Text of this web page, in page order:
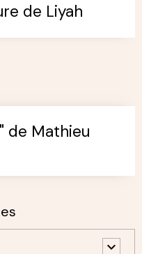
de Liyah
de Mathieu